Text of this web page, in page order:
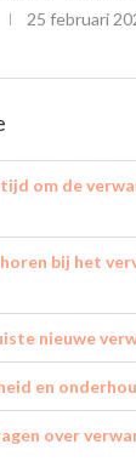
25 februari
om de
bij het
nieuwe
en
over